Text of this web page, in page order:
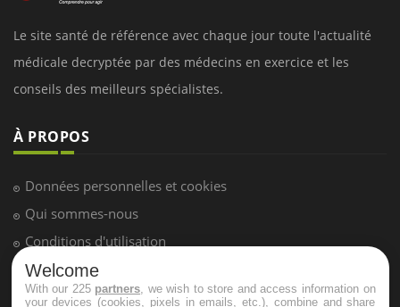
Le site santé de référence avec chaque jour toute l'actualité
médicale decryptée par des médecins en exercice et les
conseils des meilleurs spécialistes.
À PROPOS
Données personnelles et cookies
Qui sommes-nous
Conditions d'utilisation
Plan du site
Mentions Légales
Welcome
With our 225 partners , we wish to store and access information on
your devices (cookies, pixels in emails, etc.), combine and share